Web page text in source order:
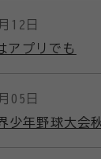
12日
アプリでも
05日
少年野球大会